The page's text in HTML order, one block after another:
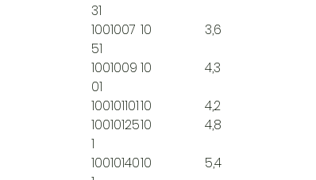
31
1001007
51
10 3,6
1001009
01
10 4,3
10010110110 4,2
10010125
1
10 4,8
1001014010 5,4